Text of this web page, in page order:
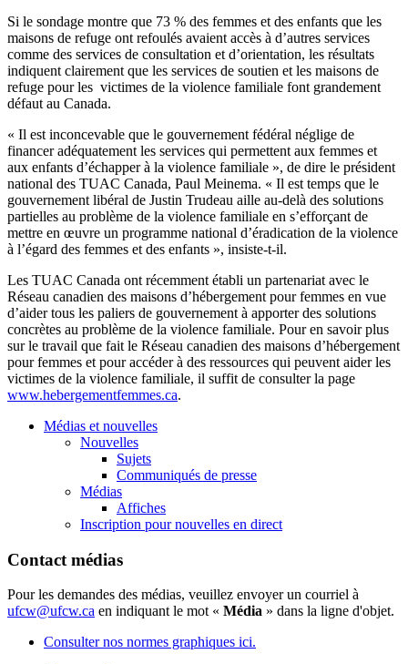
Si le sondage montre que 73 % des femmes et des enfants que les
maisons de refuge ont refoulés avaient accès à d’autres services
comme des services de consultation et d’orientation, les résultats
indiquent clairement que les services de soutien et les maisons de
refuge pour les victimes de la violence familiale font grandement
défaut au Canada.
« Il est inconcevable que le gouvernement fédéral néglige de
financer adéquatement les services qui permettent aux femmes et
aux enfants d’échapper à la violence familiale », de dire le président
national des TUAC Canada, Paul Meinema. « Il est temps que le
gouvernement libéral de Justin Trudeau aille au-delà des solutions
partielles au problème de la violence familiale en s’efforçant de
mettre en œuvre un programme national d’éradication de la violence
à l’égard des femmes et des enfants », insiste-t-il.
Les TUAC Canada ont récemment établi un partenariat avec le
Réseau canadien des maisons d’hébergement pour femmes en vue
d’aider tous les paliers de gouvernement à apporter des solutions
concrètes au problème de la violence familiale. Pour en savoir plus
sur le travail que fait le Réseau canadien des maisons d’hébergement
pour femmes et pour accéder à des ressources qui peuvent aider les
victimes de la violence familiale, il suffit de consulter la page
www.hebergementfemmes.ca.
Médias et nouvelles
Nouvelles
Sujets
Communiqués de presse
Médias
Affiches
Inscription pour nouvelles en direct
Contact médias
Pour les demandes des médias, veuillez envoyer un courriel à
ufcw@ufcw.ca en indiquant le mot « Média » dans la ligne d'objet.
Consulter nos normes graphiques ici.